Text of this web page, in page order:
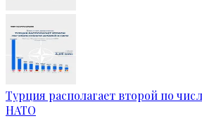
Турция располагает второй по
НАТО